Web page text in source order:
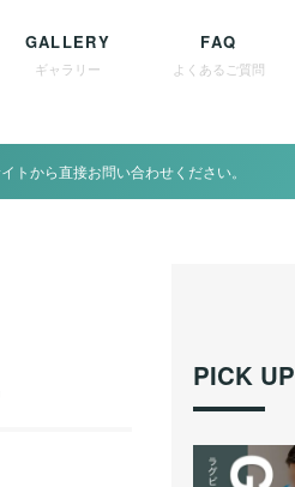
GALLERY
ギャラリー
FAQ
よくあるご質問
トから直接お問い合わせください。
PICK UP